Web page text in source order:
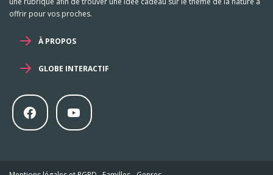
offrir pour vos proches.
À PROPOS
GLOBE INTERACTIF